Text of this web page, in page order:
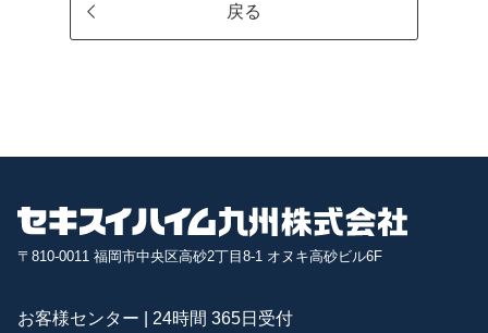
戻る
〒810-0011 福岡市中央区高砂2丁目8-1 オヌキ高砂ビル6F
お客様センター | 24時間 365日受付